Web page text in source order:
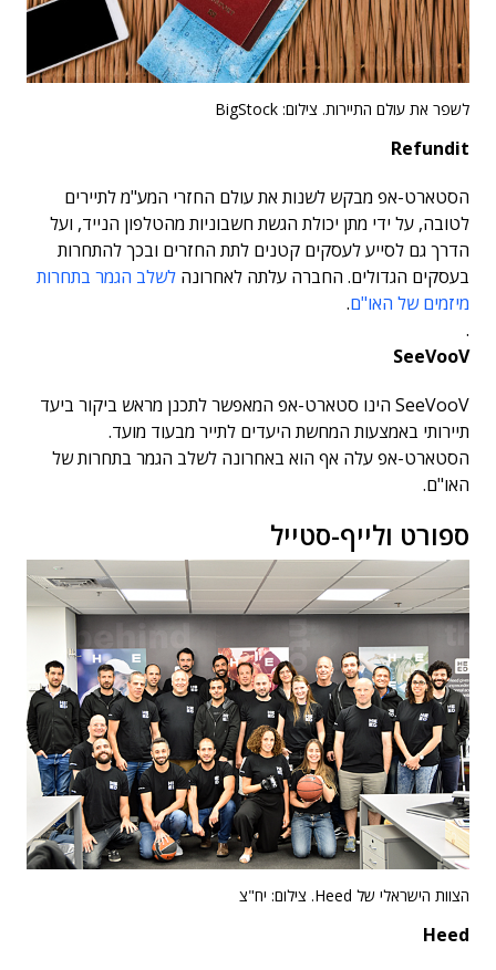
לשפר את עולם התיירות. צילום: BigStock
Refundit
הסטארט-אפ מבקש לשנות את עולם החזרי המע"מ לתיירים
לטובה, על ידי מתן יכולת הגשת חשבוניות מהטלפון הנייד, ועל
הדרך גם לסייע לעסקים קטנים לתת החזרים ובכך להתחרות
בעסקים הגדולים. החברה עלתה לאחרונה לשלב הגמר בתחרות
מיזמים של האו"ם.
.
SeeVooV
SeeVooV הינו סטארט-אפ המאפשר לתכנן מראש ביקור ביעד
תיירותי באמצעות המחשת היעדים לתייר מבעוד מועד.
הסטארט-אפ עלה אף הוא באחרונה לשלב הגמר בתחרות של
האו"ם.
ספורט ולייף-סטייל
הצוות הישראלי של Heed. צילום: יח"צ
Heed